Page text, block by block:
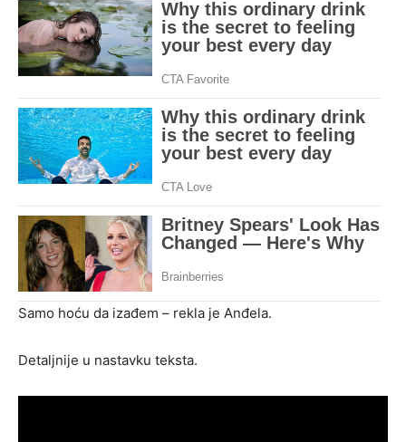
Samo hoću da izađem – rekla je Anđela.
Detaljnije u nastavku teksta.